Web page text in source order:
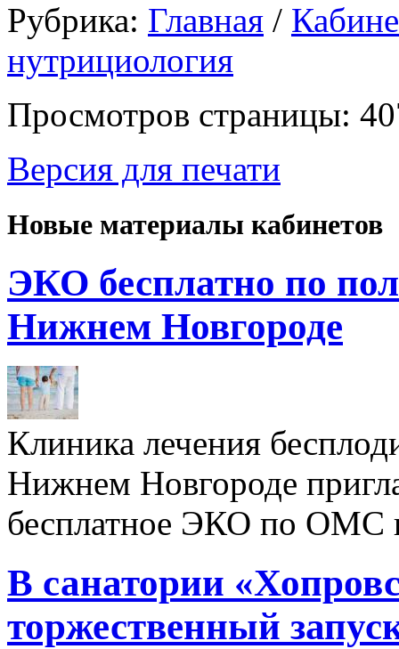
Рубрика: Главная /
нутрициология
Просмотров страницы:
Версия для печати
Новые материалы кабинетов
ЭКО бесплатно по
Нижнем Новгороде
Клиника лечения
Нижнем Новгороде
бесплатное ЭКО по ОМС
В санатории
торжественный